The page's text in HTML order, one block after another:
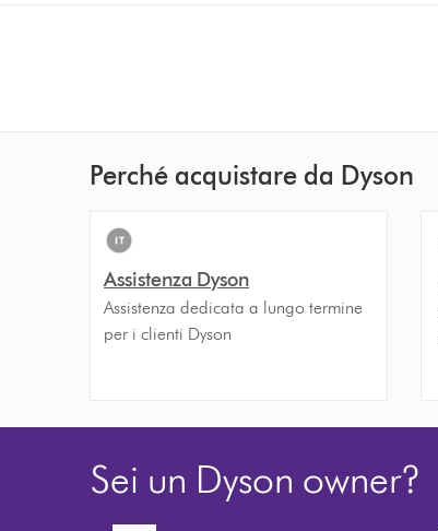
Perché acquistare da Dyson
Assistenza Dyson
Assistenza dedicata a lungo termine
per i clienti Dyson
Sei un Dyson owner?